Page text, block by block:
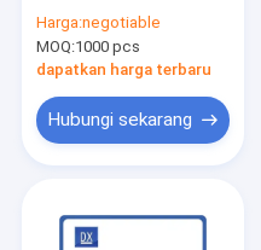
Harga:negotiable
MOQ:1000 pcs
dapatkan harga terbaru
Hubungi sekarang